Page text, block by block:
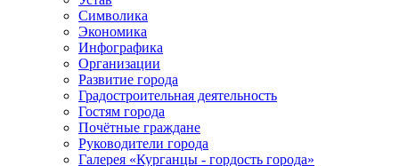
Символика
Экономика
Инфографика
Организации
Развитие города
Градостроительная деятельность
Гостям города
Почётные граждане
Руководители города
Галерея «Курганцы - гордость города»